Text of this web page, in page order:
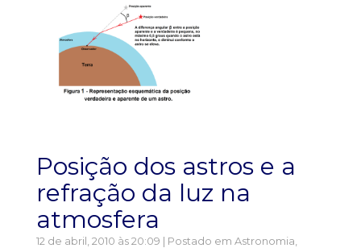
Posição dos astros e a
refração da luz na
atmosfera
12 de abril, 2010 às 20:09 | Postado em Astronomia